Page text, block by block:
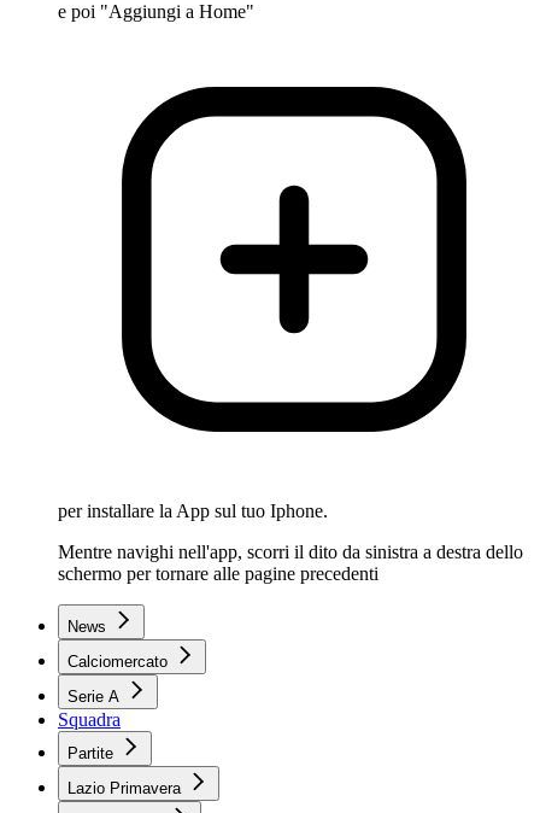
e poi "Aggiungi a Home"
per installare la App sul tuo Iphone.
Mentre navighi nell'app, scorri il dito da sinistra a destra dello
schermo per tornare alle pagine precedenti
News
Calciomercato
Serie A
Squadra
Partite
Lazio Primavera